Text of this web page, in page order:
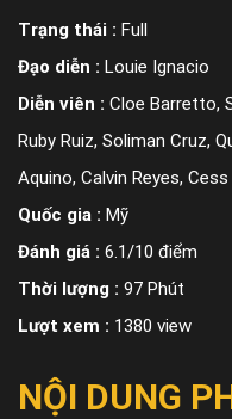
Trạng thái : Full
Đạo diễn : Louie Ignacio
Diễn viên : Cloe Barretto,
Ruby Ruiz, Soliman Cruz,
Aquino, Calvin Reyes,
Quốc gia : Mỹ
Đánh giá : 6.1/10 điểm
Thời lượng : 97 Phút
Lượt xem : 1380 view
NỘI DUNG